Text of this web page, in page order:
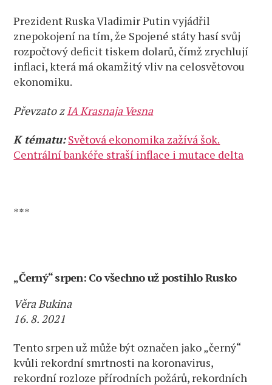
Prezident Ruska Vladimir Putin vyjádřil
znepokojení na tím, že Spojené státy hasí svůj
rozpočtový deficit tiskem dolarů, čímž zrychlují
inflaci, která má okamžitý vliv na celosvětovou
ekonomiku.
Převzato z IA Krasnaja Vesna
K tématu:Světová ekonomika zažívá šok.
Centrální bankéře straší inflace i mutace delta
***
„Černý“ srpen: Co všechno už postihlo Rusko
Věra Bukina
16. 8. 2021
Tento srpen už může být označen jako „černý“
kvůli rekordní smrtnosti na koronavirus,
rekordní rozloze přírodních požárů, rekordních